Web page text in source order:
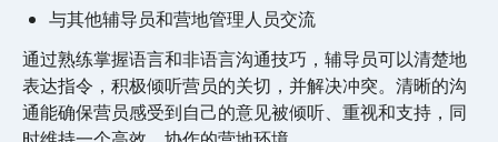
与其他辅导员和营地管理人员交流
通过熟练掌握语言和非语言沟通技巧，辅导员可以清楚地
表达指令，积极倾听营员的关切，并解决冲突。清晰的沟
通能确保营员感受到自己的意见被倾听、重视和支持，同